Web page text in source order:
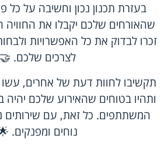
בעזרת תכנון נכון וחשיבה על כל
שהאורחים שלכם יקבלו את החוויה
זכרו לבדוק את כל האפשרויות
לצרכים שלכם. 🤝
תקשיבו לחוות דעת של אחרים,
ותהיו בטוחים שהאירוע שלכם
המשתתפים. כל זאת, עם שירותים
נוחים ומפנקים.